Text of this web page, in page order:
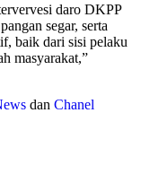
daro DKPP
segar, serta
baik dari sisi pelaku
masyarakat,”
dan Chanel